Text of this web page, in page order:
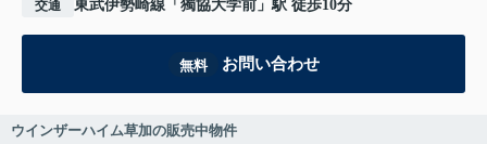
交通 東武伊勢崎線 「 獨協大学前 」駅 徒歩10分
無料 お問い合わせ
ウインザーハイム草加の販売中物件